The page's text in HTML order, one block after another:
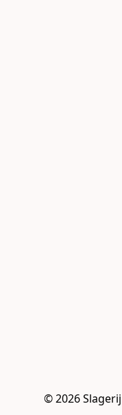
© 2026